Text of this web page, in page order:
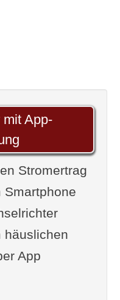
App-
Stromertrag
Smartphone
häuslichen
App